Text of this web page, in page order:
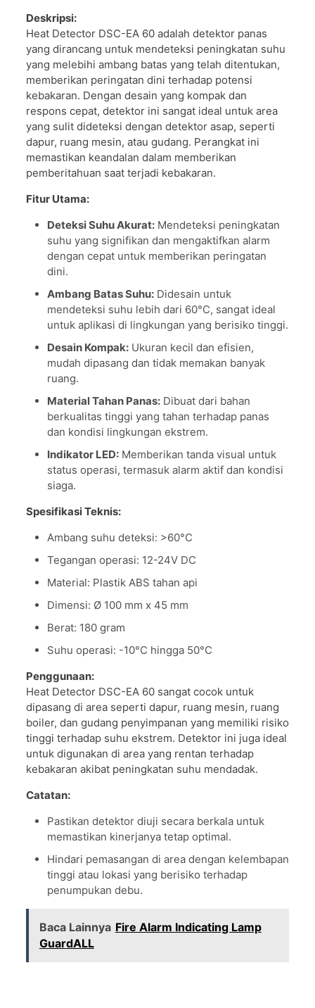
Deskripsi:
Heat Detector DSC-EA 60 adalah detektor panas
yang dirancang untuk mendeteksi peningkatan suhu
yang melebihi ambang batas yang telah ditentukan,
memberikan peringatan dini terhadap potensi
kebakaran. Dengan desain yang kompak dan
respons cepat, detektor ini sangat ideal untuk area
yang sulit dideteksi dengan detektor asap, seperti
dapur, ruang mesin, atau gudang. Perangkat ini
memastikan keandalan dalam memberikan
pemberitahuan saat terjadi kebakaran.
Fitur Utama:
Deteksi Suhu Akurat:Mendeteksi peningkatan
suhu yang signifikan dan mengaktifkan alarm
dengan cepat untuk memberikan peringatan
dini.
Ambang Batas Suhu:Didesain untuk
mendeteksi suhu lebih dari 60°C, sangat ideal
untuk aplikasi di lingkungan yang berisiko tinggi.
Desain Kompak:Ukuran kecil dan efisien,
mudah dipasang dan tidak memakan banyak
ruang.
Material Tahan Panas:Dibuat dari bahan
berkualitas tinggi yang tahan terhadap panas
dan kondisi lingkungan ekstrem.
Indikator LED:Memberikan tanda visual untuk
status operasi, termasuk alarm aktif dan kondisi
siaga.
Spesifikasi Teknis:
Ambang suhu deteksi: >60°C
Tegangan operasi: 12-24V DC
Material: Plastik ABS tahan api
Dimensi: Ø 100 mm x 45 mm
Berat: 180 gram
Suhu operasi: -10°C hingga 50°C
Penggunaan:
Heat Detector DSC-EA 60 sangat cocok untuk
dipasang di area seperti dapur, ruang mesin, ruang
boiler, dan gudang penyimpanan yang memiliki risiko
tinggi terhadap suhu ekstrem. Detektor ini juga ideal
untuk digunakan di area yang rentan terhadap
kebakaran akibat peningkatan suhu mendadak.
Catatan:
Pastikan detektor diuji secara berkala untuk
memastikan kinerjanya tetap optimal.
Hindari pemasangan di area dengan kelembapan
tinggi atau lokasi yang berisiko terhadap
penumpukan debu.
Baca Lainnya Fire Alarm Indicating Lamp
GuardALL